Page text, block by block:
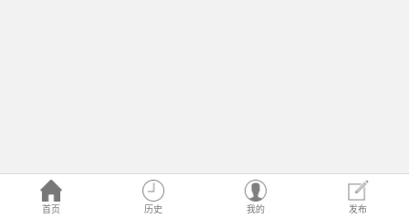
首页 历史 我的 发布